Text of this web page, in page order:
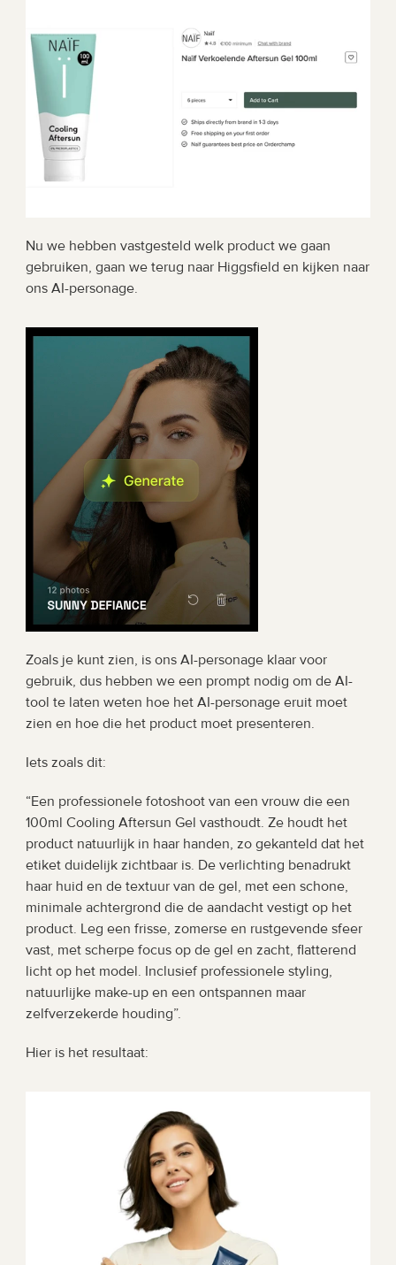
Nu we hebben vastgesteld welk product we gaan
gebruiken, gaan we terug naar Higgsfield en kijken naar
ons AI-personage.
Zoals je kunt zien, is ons AI-personage klaar voor
gebruik, dus hebben we een prompt nodig om de AI-
tool te laten weten hoe het AI-personage eruit moet
zien en hoe die het product moet presenteren.
Iets zoals dit:
“Een professionele fotoshoot van een vrouw die een
100ml Cooling Aftersun Gel vasthoudt. Ze houdt het
product natuurlijk in haar handen, zo gekanteld dat het
etiket duidelijk zichtbaar is. De verlichting benadrukt
haar huid en de textuur van de gel, met een schone,
minimale achtergrond die de aandacht vestigt op het
product. Leg een frisse, zomerse en rustgevende sfeer
vast, met scherpe focus op de gel en zacht, flatterend
licht op het model. Inclusief professionele styling,
natuurlijke make-up en een ontspannen maar
zelfverzekerde houding”.
Hier is het resultaat: